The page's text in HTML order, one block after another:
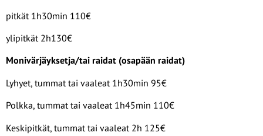
pitkät 1h30min 110€
ylipitkät 2h130€
Monivärjäyksetja/tai raidat (osapään raidat)
Lyhyet, tummat tai vaaleat 1h30min 95€
Polkka, tummat tai vaaleat 1h45min 110€
Keskipitkät, tummat tai vaaleat 2h 125€